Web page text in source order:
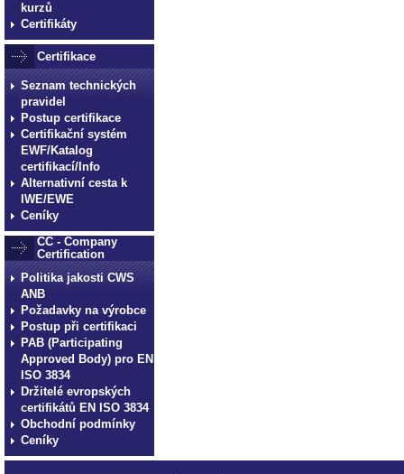
kurzů
Certifikáty
Certifikace
Seznam technických
pravidel
Postup certifikace
Certifikační systém
EWF/Katalog
certifikací/Info
Alternativní cesta k
IWE/EWE
Ceníky
CC - Company
Certification
Politika jakosti CWS
ANB
Požadavky na výrobce
Postup při certifikaci
PAB (Participating
Approved Body) pro EN
ISO 3834
Držitelé evropských
certifikátů EN ISO 3834
Obchodní podmínky
Ceníky